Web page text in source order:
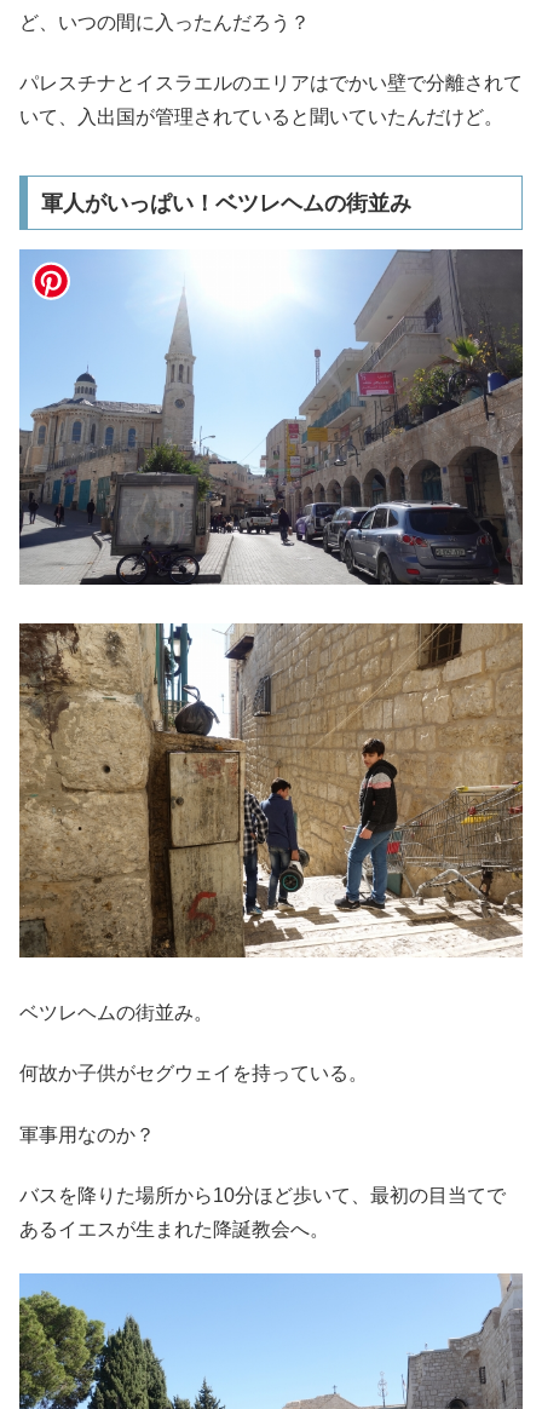
ど、いつの間に入ったんだろう？
パレスチナとイスラエルのエリアはでかい壁で分離されて
いて、入出国が管理されていると聞いていたんだけど。
軍人がいっぱい！ベツレヘムの街並み
ベツレヘムの街並み。
何故か子供がセグウェイを持っている。
軍事用なのか？
バスを降りた場所から10分ほど歩いて、最初の目当てで
あるイエスが生まれた降誕教会へ。